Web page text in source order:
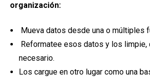
organización:
Mueva datos desde una o múltiples
Reformatee esos datos y los limpie,
necesario.
Los cargue en otro lugar como una